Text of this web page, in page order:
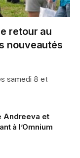
retour au
nouveautés
samedi 8 et
Andreeva et
à l’Omnium